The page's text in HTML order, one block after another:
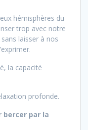
hémisphères du
trop avec notre
laisser à nos
la capacité
profonde.
bercer par la